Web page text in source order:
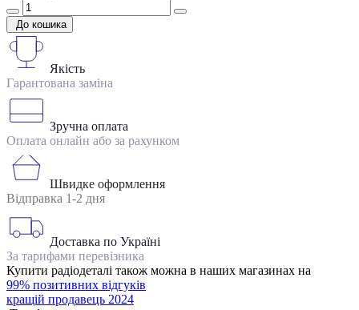
До кошика
Якість
Гарантована заміна
Зручна оплата
Оплата онлайн або за рахунком
Швидке оформлення
Відправка 1-2 дня
Доставка по Україні
За тарифами перевізника
Купити радіодеталі також можна в наших магазинах на
99% позитивних відгуків
кращій продавець 2024